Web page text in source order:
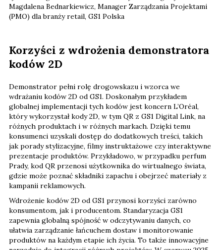
kodów 2D
Demonstrator pełni rolę drogowskazu i wzorca we
globalnej implementacji tych kodów jest koncern L’Oréal,
który wykorzystał kody 2D, w tym QR z GS1 Digital Link, na
różnych produktach i w różnych markach. Dzięki temu
konsumenci uzyskali dostęp do dodatkowych treści, takich
jak porady stylizacyjne, filmy instruktażowe czy interaktywne
prezentacje produktów. Przykładowo, w przypadku perfum
Prady, kod QR przenosi użytkownika do wirtualnego świata,
gdzie może poznać składniki zapachu i obejrzeć materiały z
kampanii reklamowych.
Wdrożenie kodów 2D od GS1 przynosi korzyści zarówno
konsumentom, jak i producentom. Standaryzacja GS1
zapewnia globalną spójność w odczytywaniu danych, co
ułatwia zarządzanie łańcuchem dostaw i monitorowanie
produktów na każdym etapie ich życia. To także innowacyjne
narzędzie do integracji różnych projektów. W czerwcu 2025
roku zacznie obowiązywać Europejski Akt Dostępności,
który zobowiązuje producentów i sprzedawców do